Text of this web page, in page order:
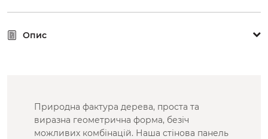
Опис
Природна фактура дерева, проста та
виразна геометрична форма, безіч
можливих комбінацій. Наша стінова панель